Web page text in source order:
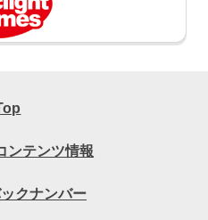
ンテンツ情報
クナンバー